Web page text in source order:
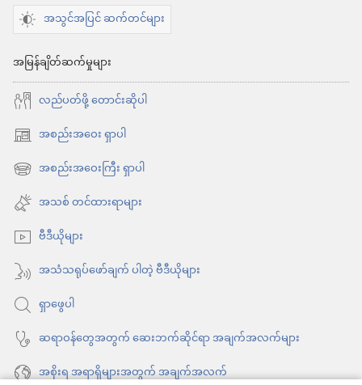
အသွင်အပြင် ဆက်တင်များ
အမြန်ချိတ်ဆက်မှုများ
လည်ပတ်ဖို့ တောင်းဆိုပါ
အစည်းအဝေး ရှာပါ
(window
အသစ်
င့်
နေ
ပါ
တယ်)
အစည်းအဝေးကြီး ရှာပါ
(window
အသစ်
င့်
နေ
ပါ
တယ်)
အသစ် တင်ထားရာများ
ဗီဒီယိုများ
အသံသရုပ်ဖော်ချက် ပါတဲ့ ဗီဒီယိုများ
ရှာဖွေပါ
ဆရာဝန်တွေအတွက် ဆေးဘက်ဆိုင်ရာ အချက်အလက်များ
အစိုးရ အရာရှိများအတွက် အချက်အလက်